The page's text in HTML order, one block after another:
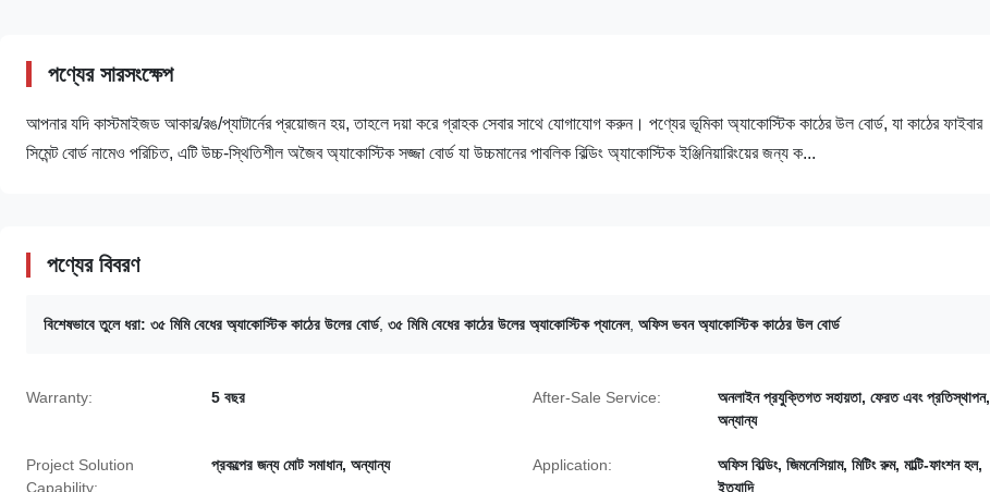
পণ্যের সারসংক্ষেপ
আপনার যদি কাস্টমাইজড আকার/রঙ/প্যাটার্নের প্রয়োজন হয়, তাহলে দয়া করে গ্রাহক সেবার সাথে যোগাযোগ করুন। পণ্যের ভূমিকা অ্যাকোস্টিক কাঠের উল বোর্ড, যা কাঠের ফাইবার
সিমেন্ট বোর্ড নামেও পরিচিত, এটি উচ্চ-স্থিতিশীল অজৈব অ্যাকোস্টিক সজ্জা বোর্ড যা উচ্চমানের পাবলিক বিল্ডিং অ্যাকোস্টিক ইঞ্জিনিয়ারিংয়ের জন্য ক...
পণ্যের বিবরণ
বিশেষভাবে তুলে ধরা: ৩৫ মিমি বেধের অ্যাকোস্টিক কাঠের উলের বোর্ড, ৩৫ মিমি বেধের কাঠের উলের অ্যাকোস্টিক প্যানেল, অফিস ভবন অ্যাকোস্টিক কাঠের উল বোর্ড
Warranty: 5 বছর After-Sale Service:
অনলাইন প্রযুক্তিগত সহায়তা, ফেরত এবং প্রতিস্থাপন,
অন্যান্য
Project Solution
Capability:
প্রকল্পের জন্য মোট সমাধান, অন্যান্য Application:
অফিস বিল্ডিং, জিমনেসিয়াম, মিটিং রুম, মাল্টি-ফাংশন হল,
ইত্যাদি